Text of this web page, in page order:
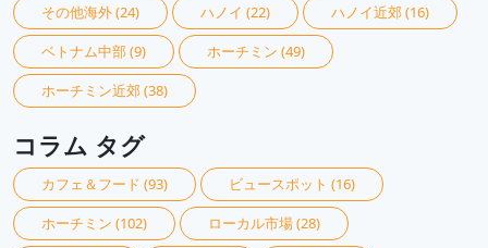
その他海外(24) ハノイ (22) ハノイ近郊(16)
ベトナム中部(9) ホーチミン (49)
ホーチミン近郊(38)
コラム タグ
カフェ＆フード (93) ビュースポット (16)
ホーチミン (102) ローカル市場(28)